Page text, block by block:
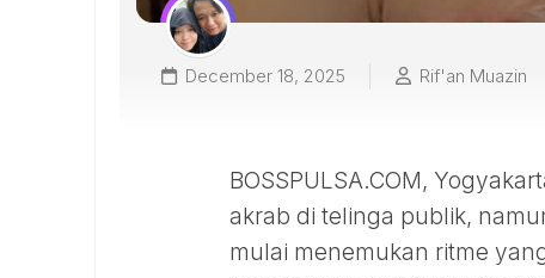
December 18, 2025 Rif'an Muazin
BOSSPULSA.COM,
akrab di telinga publik,
mulai menemukan ritme